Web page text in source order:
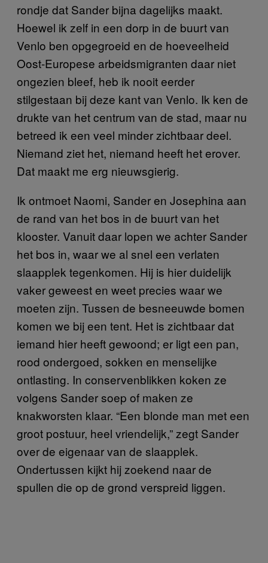
rondje dat Sander bijna dagelijks maakt.
Hoewel ik zelf in een dorp in de buurt van
Venlo ben opgegroeid en de hoeveelheid
Oost-Europese arbeidsmigranten daar niet
ongezien bleef, heb ik nooit eerder
stilgestaan bij deze kant van Venlo. Ik ken de
drukte van het centrum van de stad, maar nu
betreed ik een veel minder zichtbaar deel.
Niemand ziet het, niemand heeft het erover.
Dat maakt me erg nieuwsgierig.
Ik ontmoet Naomi, Sander en Josephina aan
de rand van het bos in de buurt van het
klooster. Vanuit daar lopen we achter Sander
het bos in, waar we al snel een verlaten
slaapplek tegenkomen. Hij is hier duidelijk
vaker geweest en weet precies waar we
moeten zijn. Tussen de besneeuwde bomen
komen we bij een tent. Het is zichtbaar dat
iemand hier heeft gewoond; er ligt een pan,
rood ondergoed, sokken en menselijke
ontlasting. In conservenblikken koken ze
volgens Sander soep of maken ze
knakworsten klaar. “Een blonde man met een
groot postuur, heel vriendelijk,” zegt Sander
over de eigenaar van de slaapplek.
Ondertussen kijkt hij zoekend naar de
spullen die op de grond verspreid liggen.